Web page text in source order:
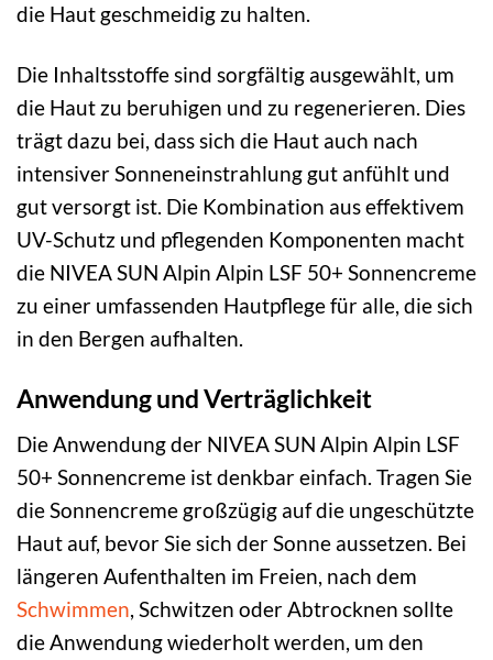
die Haut geschmeidig zu halten.
Die Inhaltsstoffe sind sorgfältig ausgewählt, um
die Haut zu beruhigen und zu regenerieren. Dies
trägt dazu bei, dass sich die Haut auch nach
intensiver Sonneneinstrahlung gut anfühlt und
gut versorgt ist. Die Kombination aus effektivem
UV-Schutz und pflegenden Komponenten macht
die NIVEA SUN Alpin Alpin LSF 50+ Sonnencreme
zu einer umfassenden Hautpflege für alle, die sich
in den Bergen aufhalten.
Anwendung und Verträglichkeit
Die Anwendung der NIVEA SUN Alpin Alpin LSF
50+ Sonnencreme ist denkbar einfach. Tragen Sie
die Sonnencreme großzügig auf die ungeschützte
Haut auf, bevor Sie sich der Sonne aussetzen. Bei
längeren Aufenthalten im Freien, nach dem
Schwimmen, Schwitzen oder Abtrocknen sollte
die Anwendung wiederholt werden, um den